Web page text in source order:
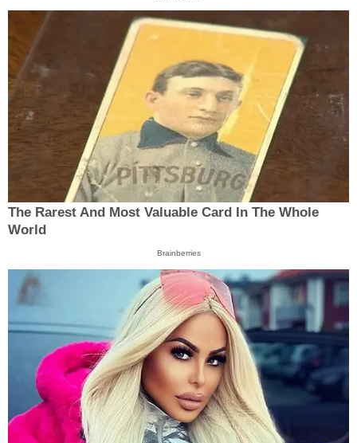
The Rarest And Most Valuable Card In The Whole
World
Brainberries